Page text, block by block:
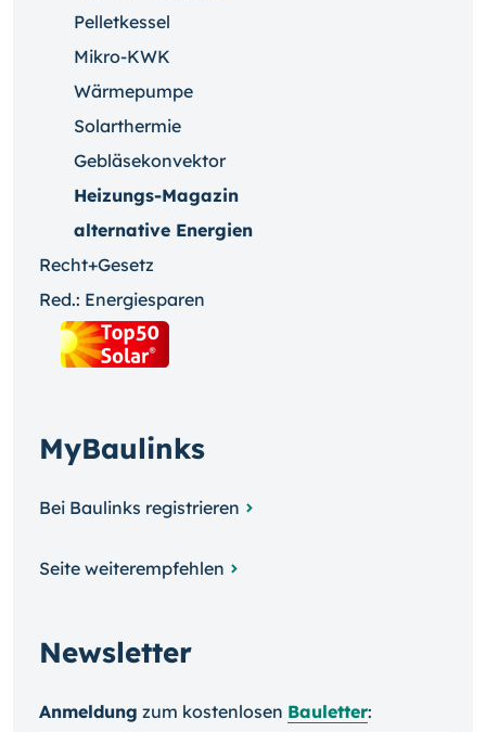
Pelletkessel
Mikro-KWK
Wärmepumpe
Solarthermie
Gebläsekonvektor
Heizungs-Magazin
alternative Energien
Recht+Gesetz
Red.: Energiesparen
MyBaulinks
Bei Baulinks registrieren
Seite weiterempfehlen
Newsletter
Anmeldung zum kosten­losen Bauletter: